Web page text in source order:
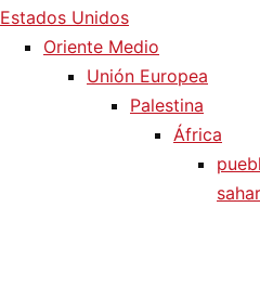
Estados Unidos
Oriente Medio
Unión Europea
Palestina
África